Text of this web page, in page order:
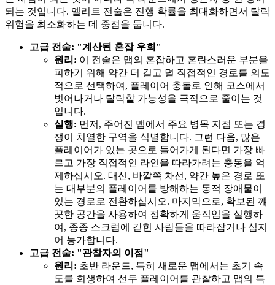
되는 것입니다. 엘리트 전술은 진행 확률을 최대화하면서 탈락
위험을 최소화하는 데 중점을 둡니다.
고급 전술: "계산된 혼잡 우회"
원리: 이 전술은 맵의 혼잡하고 혼란스러운 부분을
피하기 위해 약간 더 길고 덜 직접적인 경로를 의도
적으로 선택하여, 플레이어 충돌로 인해 코스에서
벗어나거나 탈락할 가능성을 극적으로 줄이는 것
입니다.
실행: 먼저, 주어진 맵에서 주요 병목 지점 또는 경
쟁이 치열한 구역을 식별합니다. 그런 다음, 많은
플레이어가 있는 곳으로 들어가게 된다면 가장 빠
르고 가장 직접적인 라인을 따라가려는 충동을 억
제하십시오. 대신, 바깥쪽 차선, 약간 높은 경로 또
는 대부분의 플레이어를 방해하는 동적 장애물이
있는 경로로 전환하십시오. 마지막으로, 확보된 꺠
끗한 공간을 사용하여 정확하게 움직임을 실행하
여, 종종 스크럼에 갇힌 사람들을 따라잡거나 심지
어 능가합니다.
고급 전술: "관찰자의 이점"
원리: 초반 라운드, 특히 새로운 맵에서는 초기 속
도를 희생하여 선두 플레이어를 관찰하고 맵의 특